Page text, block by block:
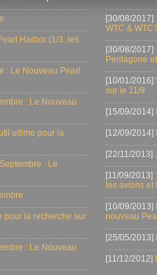
Harbor (1/3: les
: Le Nouveau Pearl
: Le Nouveau
ultime pour la
: Le
pour la recherche sur
: Le Nouveau
[30/08/2017]
WTC &
[30/08/2017]
Pentagone
[10/01/2016]
sur le 11/9
[15/09/2014]
[12/09/2014]
[22/11/2013]
[11/09/2013]
les avions
[10/09/2013]
nouveau
[25/05/2013]
[11/12/2012]